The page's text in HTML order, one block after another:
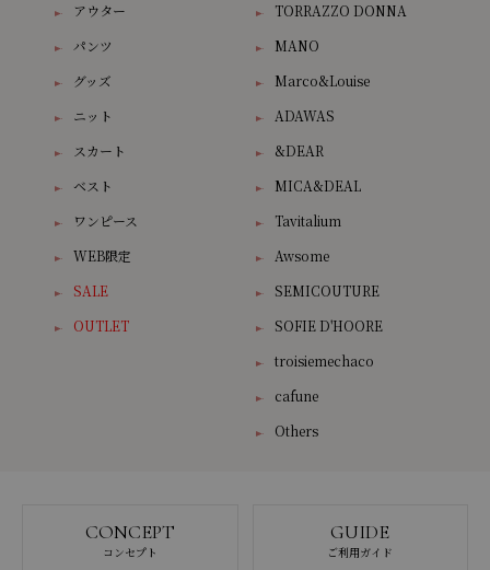
アウター
パンツ
グッズ
ニット
スカート
ベスト
ワンピース
WEB限定
SALE
OUTLET
TORRAZZO DONNA
MANO
Marco&Louise
ADAWAS
&DEAR
MICA&DEAL
Tavitalium
Awsome
SEMICOUTURE
SOFIE D'HOORE
troisiemechaco
cafune
Others
CONCEPT
コンセプト
GUIDE
ご利用ガイド